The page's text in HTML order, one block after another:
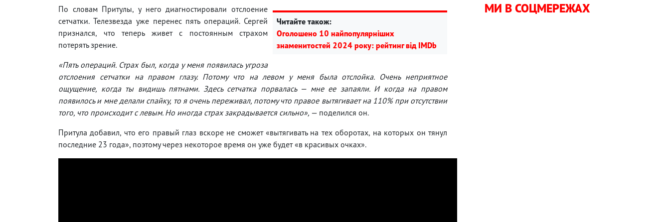
Читайте також:
Оголошено 10 найпопулярніших
знаменитостей 2024 року: рейтинг від IMDb
По словам Притулы, у него диагностировали отслоение
сетчатки. Телезвезда уже перенес пять операций. Сергей
признался, что теперь живет с постоянным страхом
потерять зрение.
«Пять операций. Страх был, когда у меня появилась угроза
отслоения сетчатки на правом глазу. Потому что на левом у меня была отслойка. Очень неприятное
ощущение, когда ты видишь пятнами. Здесь сетчатка порвалась — мне ее запаяли. И когда на правом
появилось и мне делали спайку, то я очень переживал, потому что правое вытягивает на 110% при отсутствии
того, что происходит с левым. Но иногда страх закрадывается сильно», — поделился он.
Притула добавил, что его правый глаз вскоре не сможет «вытягивать на тех оборотах, на которых он тянул
последние 23 года», поэтому через некоторое время он уже будет «в красивых очках».
МИ В СОЦМЕРЕЖАХ